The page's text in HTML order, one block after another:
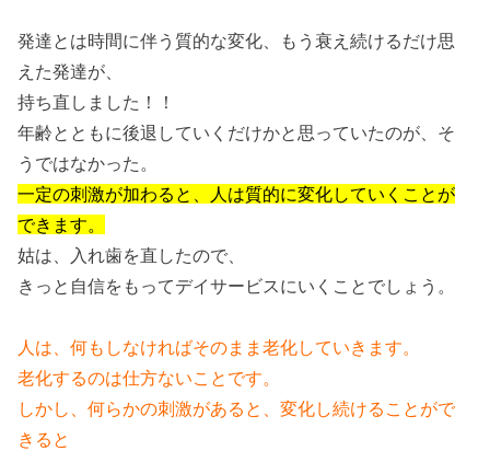
発達とは時間に伴う質的な変化、もう衰え続けるだけ思
えた発達が、
持ち直しました！！
年齢とともに後退していくだけかと思っていたのが、そ
うではなかった。
一定の刺激が加わると、人は質的に変化していくことが
できます。
姑は、入れ歯を直したので、
きっと自信をもってデイサービスにいくことでしょう。
人は、何もしなければそのまま老化していきます。
老化するのは仕方ないことです。
しかし、何らかの刺激があると、変化し続けることがで
きると